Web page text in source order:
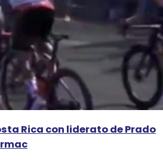
Rica con liderato de Prado